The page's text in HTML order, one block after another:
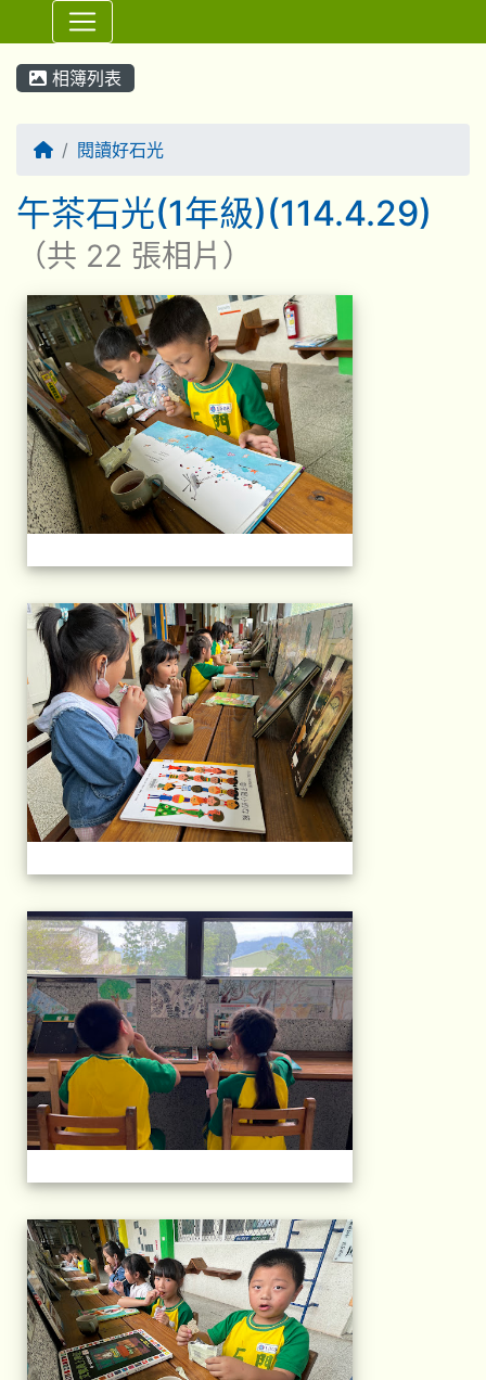
⏸
相簿列表
回首頁閱讀好石光
午茶石光(1年級)(114.4.29)
（共 22 張相片）
相簿列表
午茶石光(1年級
午茶石光(1年級
午茶石光(1年級